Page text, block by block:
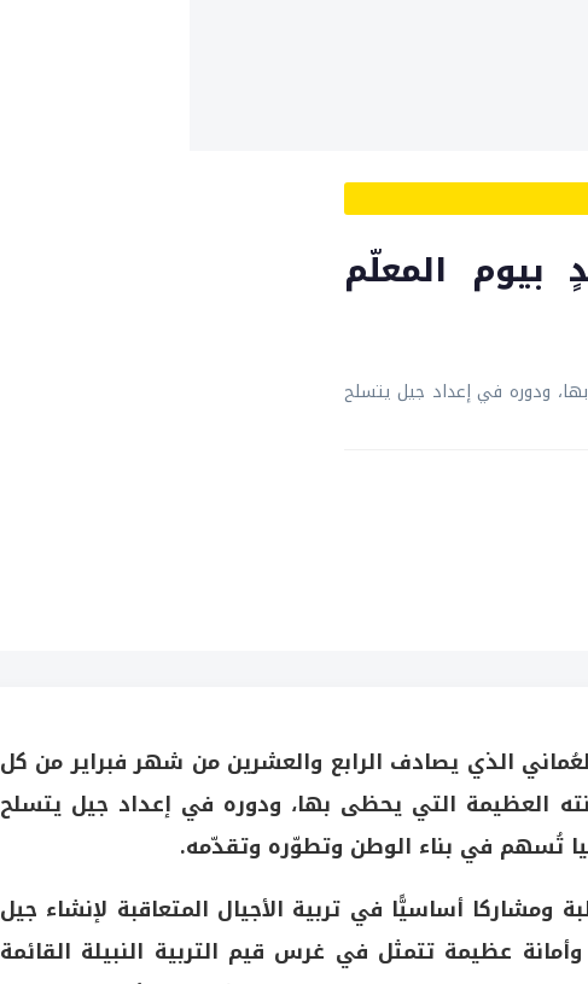
المعلّم
ودوره في إعداد جيل يتسلح
الذي يصادف الرابع والعشرين من شهر فبراير من كل
العظيمة التي يحظى بها، ودوره في إعداد جيل يتسلح
تُسهم في بناء الوطن وتطوّره وتقدّمه.
ومشاركا أساسيًّا في تربية الأجيال المتعاقبة لإنشاء جيل
عظيمة تتمثل في غرس قيم التربية النبيلة القائمة